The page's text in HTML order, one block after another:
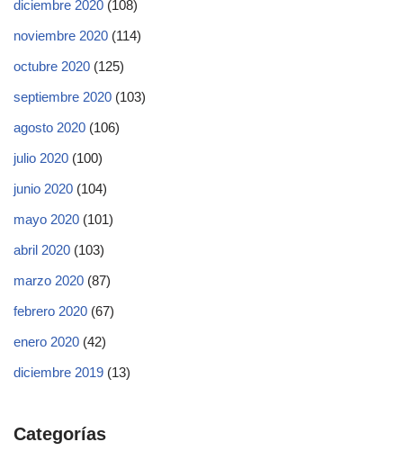
diciembre 2020 (108)
noviembre 2020 (114)
octubre 2020 (125)
septiembre 2020 (103)
agosto 2020 (106)
julio 2020 (100)
junio 2020 (104)
mayo 2020 (101)
abril 2020 (103)
marzo 2020 (87)
febrero 2020 (67)
enero 2020 (42)
diciembre 2019 (13)
Categorías